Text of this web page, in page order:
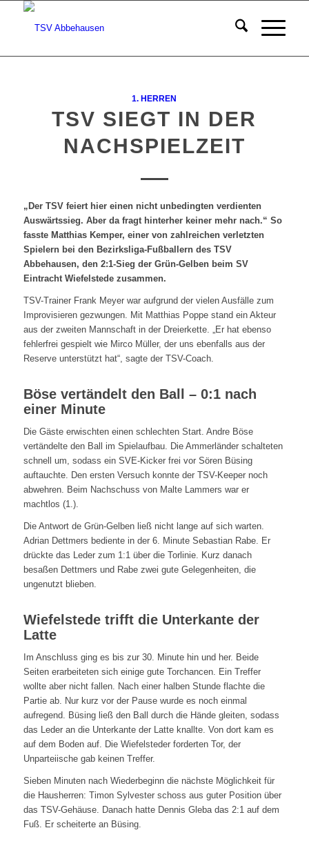
1. HERREN
TSV SIEGT IN DER
NACHSPIELZEIT
„Der TSV feiert hier einen nicht unbedingten verdienten
Auswärtssieg. Aber da fragt hinterher keiner mehr nach.“ So
fasste Matthias Kemper, einer von zahlreichen verletzten
Spielern bei den Bezirksliga-Fußballern des TSV
Abbehausen, den 2:1-Sieg der Grün-Gelben beim SV
Eintracht Wiefelstede zusammen.
TSV-Trainer Frank Meyer war aufgrund der vielen Ausfälle zum
Improvisieren gezwungen. Mit Matthias Poppe stand ein Akteur
aus der zweiten Mannschaft in der Dreierkette. „Er hat ebenso
fehlerfrei gespielt wie Mirco Müller, der uns ebenfalls aus der
Reserve unterstützt hat“, sagte der TSV-Coach.
Böse vertändelt den Ball – 0:1 nach
einer Minute
Die Gäste erwischten einen schlechten Start. Andre Böse
vertändelte den Ball im Spielaufbau. Die Ammerländer schalteten
schnell um, sodass ein SVE-Kicker frei vor Sören Büsing
auftauchte. Den ersten Versuch konnte der TSV-Keeper noch
abwehren. Beim Nachschuss von Malte Lammers war er
machtlos (1.).
Die Antwort de Grün-Gelben ließ nicht lange auf sich warten.
Adrian Dettmers bediente in der 6. Minute Sebastian Rabe. Er
drückte das Leder zum 1:1 über die Torlinie. Kurz danach
besaßen Dettmers und Rabe zwei gute Gelegenheiten, die
ungenutzt blieben.
Wiefelstede trifft die Unterkante der
Latte
Im Anschluss ging es bis zur 30. Minute hin und her. Beide
Seiten erarbeiteten sich einige gute Torchancen. Ein Treffer
wollte aber nicht fallen. Nach einer halben Stunde flachte die
Partie ab. Nur kurz vor der Pause wurde es noch einmal
aufregend. Büsing ließ den Ball durch die Hände gleiten, sodass
das Leder an die Unterkante der Latte knallte. Von dort kam es
auf dem Boden auf. Die Wiefelsteder forderten Tor, der
Unparteiische gab keinen Treffer.
Sieben Minuten nach Wiederbeginn die nächste Möglichkeit für
die Hausherren: Timon Sylvester schoss aus guter Position über
das TSV-Gehäuse. Danach hatte Dennis Gleba das 2:1 auf dem
Fuß. Er scheiterte an Büsing.